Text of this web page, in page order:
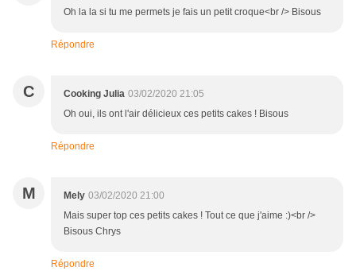
Oh la la si tu me permets je fais un petit croque<br /> Bisous
Répondre
C Cooking Julia 03/02/2020 21:05
Oh oui, ils ont l'air délicieux ces petits cakes ! Bisous
Répondre
M Mely 03/02/2020 21:00
Mais super top ces petits cakes ! Tout ce que j'aime :)<br />
Bisous Chrys
Répondre